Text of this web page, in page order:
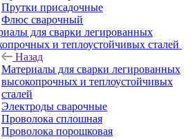
Прутки присадочные
Флюс сварочный
для сварки легированных
и теплоустойчивых сталей
Назад
Материалы для сварки легированных
высокопрочных и теплоустойчивых
сталей
Электроды сварочные
Проволока сплошная
Проволока порошковая